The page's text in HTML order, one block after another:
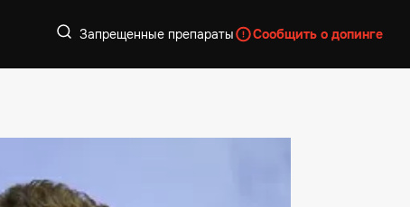
Запрещенные препараты Сообщить о допинге